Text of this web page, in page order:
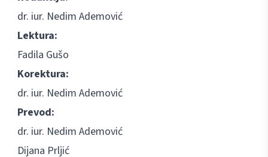
dr. iur. Nedim Ademović
Lektura:
Fadila Gušo
Korektura:
dr. iur. Nedim Ademović
Prevod:
dr. iur. Nedim Ademović
Dijana Prljić